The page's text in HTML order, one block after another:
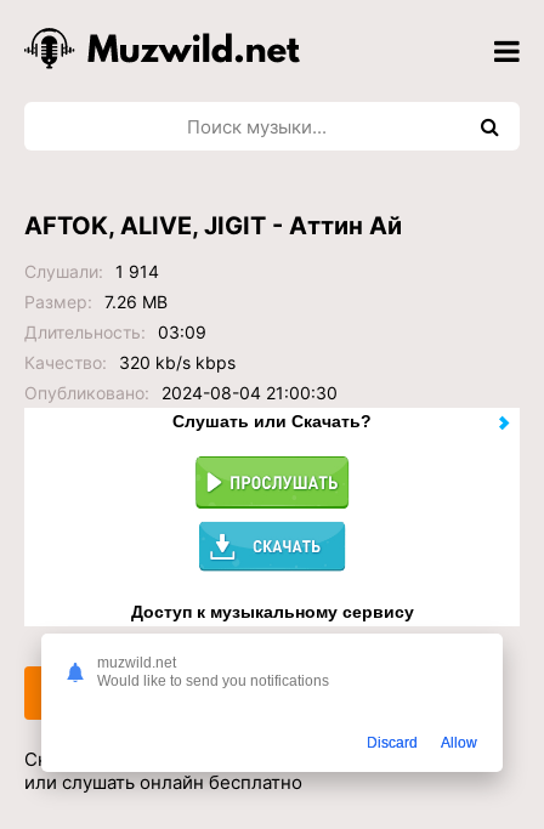
AFTOK, ALIVE, JIGIT - Аттин Ай
Слушали:
1 914
Размер:
7.26 MB
Длительность:
03:09
Качество:
320 kb/s kbps
Опубликовано:
2024-08-04 21:00:30
Слушать или Скачать?
Доступ к музыкальному сервису
Слушать
Скачать песню AFTOK, ALIVE, JIGIT - Аттин Ай в mp3
или слушать онлайн бесплатно
muzwild.net
Would like to send you notifications
Discard Allow